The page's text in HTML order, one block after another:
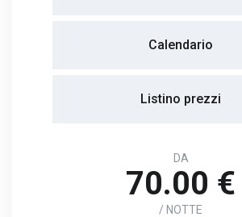
Calendario
Listino prezzi
DA
70.00 €
/ NOTTE